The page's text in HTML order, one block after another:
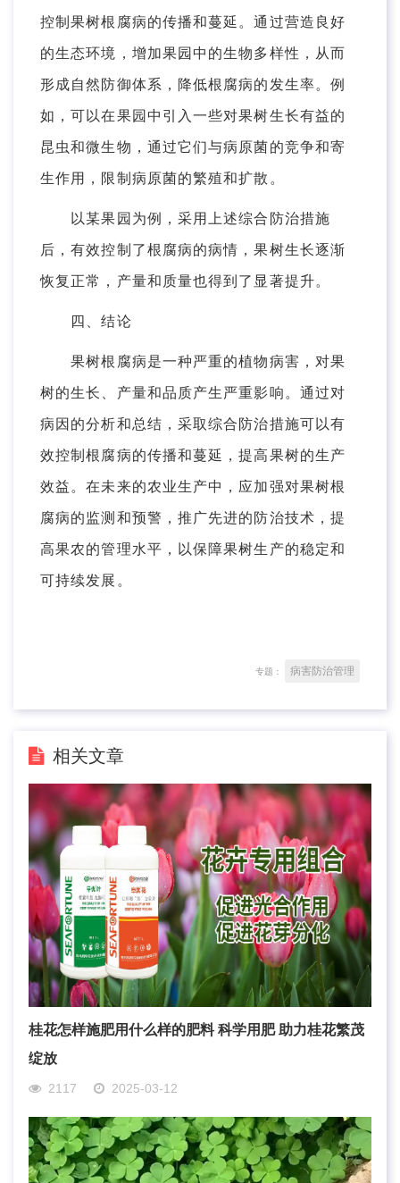
控制果树根腐病的传播和蔓延。通过营造良好
的生态环境，增加果园中的生物多样性，从而
形成自然防御体系，降低根腐病的发生率。例
如，可以在果园中引入一些对果树生长有益的
昆虫和微生物，通过它们与病原菌的竞争和寄
生作用，限制病原菌的繁殖和扩散。
以某果园为例，采用上述综合防治措施
后，有效控制了根腐病的病情，果树生长逐渐
恢复正常，产量和质量也得到了显著提升。
四、结论
果树根腐病是一种严重的植物病害，对果
树的生长、产量和品质产生严重影响。通过对
病因的分析和总结，采取综合防治措施可以有
效控制根腐病的传播和蔓延，提高果树的生产
效益。在未来的农业生产中，应加强对果树根
腐病的监测和预警，推广先进的防治技术，提
高果农的管理水平，以保障果树生产的稳定和
可持续发展。
专题： 病害防治管理
相关文章
桂花怎样施肥用什么样的肥料 科学用肥 助力桂花繁茂
绽放
2117 2025-03-12